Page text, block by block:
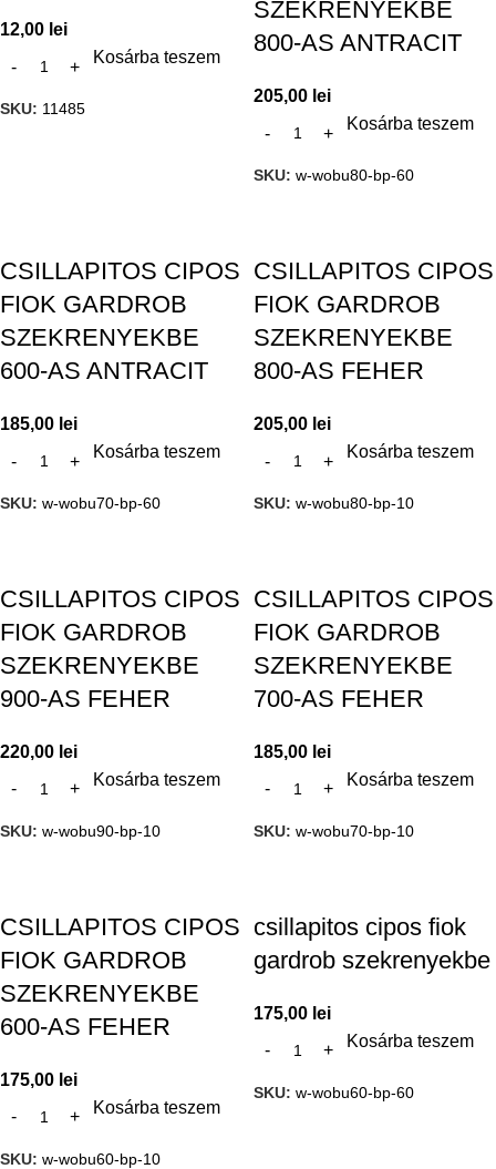
12,00 lei
Kosárba teszem
SKU: 11485
SZEKRENYEKBE
800-AS ANTRACIT
205,00 lei
Kosárba teszem
SKU: w-wobu80-bp-60
CSILLAPITOS CIPOS
FIOK GARDROB
SZEKRENYEKBE
600-AS ANTRACIT
185,00 lei
Kosárba teszem
SKU: w-wobu70-bp-60
CSILLAPITOS CIPOS
FIOK GARDROB
SZEKRENYEKBE
800-AS FEHER
205,00 lei
Kosárba teszem
SKU: w-wobu80-bp-10
CSILLAPITOS CIPOS
FIOK GARDROB
SZEKRENYEKBE
900-AS FEHER
220,00 lei
Kosárba teszem
SKU: w-wobu90-bp-10
CSILLAPITOS CIPOS
FIOK GARDROB
SZEKRENYEKBE
700-AS FEHER
185,00 lei
Kosárba teszem
SKU: w-wobu70-bp-10
CSILLAPITOS CIPOS
FIOK GARDROB
SZEKRENYEKBE
600-AS FEHER
175,00 lei
Kosárba teszem
SKU: w-wobu60-bp-10
csillapitos cipos fiok
gardrob szekrenyekbe
175,00 lei
Kosárba teszem
SKU: w-wobu60-bp-60